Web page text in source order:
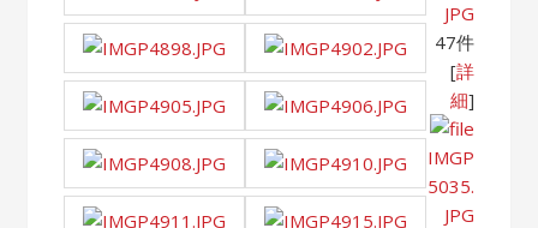
JPG
47件
[詳
細]
IMGP
5035.
JPG